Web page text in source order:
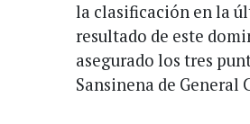
la clasificación en la
resultado de este
asegurado los tres
Sansinena de General